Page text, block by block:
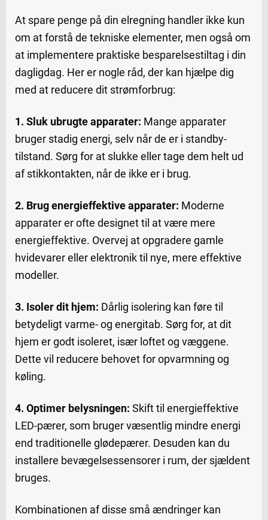
At spare penge på din elregning handler ikke kun
om at forstå de tekniske elementer, men også om
at implementere praktiske besparelsestiltag i din
dagligdag. Her er nogle råd, der kan hjælpe dig
med at reducere dit strømforbrug:
1. Sluk ubrugte apparater: Mange apparater
bruger stadig energi, selv når de er i standby-
tilstand. Sørg for at slukke eller tage dem helt ud
af stikkontakten, når de ikke er i brug.
2. Brug energieffektive apparater: Moderne
apparater er ofte designet til at være mere
energieffektive. Overvej at opgradere gamle
hvidevarer eller elektronik til nye, mere effektive
modeller.
3. Isoler dit hjem: Dårlig isolering kan føre til
betydeligt varme- og energitab. Sørg for, at dit
hjem er godt isoleret, især loftet og væggene.
Dette vil reducere behovet for opvarmning og
køling.
4. Optimer belysningen: Skift til energieffektive
LED-pærer, som bruger væsentlig mindre energi
end traditionelle glødepærer. Desuden kan du
installere bevægelsessensorer i rum, der sjældent
bruges.
Kombinationen af disse små ændringer kan